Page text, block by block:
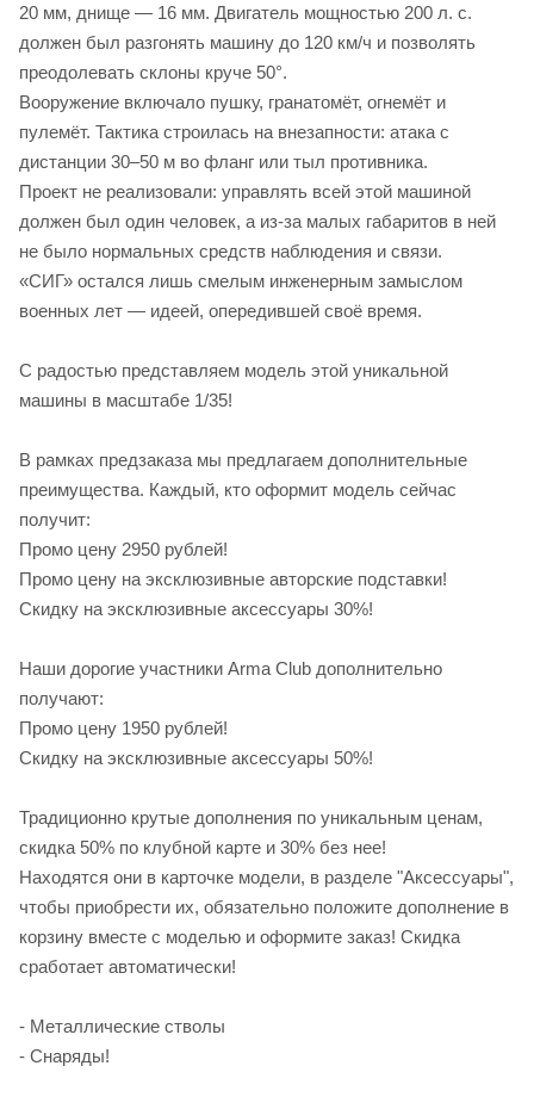
20 мм, днище — 16 мм. Двигатель мощностью 200 л. с.
должен был разгонять машину до 120 км/ч и позволять
преодолевать склоны круче 50°.
Вооружение включало пушку, гранатомёт, огнемёт и
пулемёт. Тактика строилась на внезапности: атака с
дистанции 30–50 м во фланг или тыл противника.
Проект не реализовали: управлять всей этой машиной
должен был один человек, а из‑за малых габаритов в ней
не было нормальных средств наблюдения и связи.
«СИГ» остался лишь смелым инженерным замыслом
военных лет — идеей, опередившей своё время.
С радостью представляем модель этой уникальной
машины в масштабе 1/35!
В рамках предзаказа мы предлагаем дополнительные
преимущества. Каждый, кто оформит модель сейчас
получит:
Промо цену 2950 рублей!
Промо цену на эксклюзивные авторские подставки!
Скидку на эксклюзивные аксессуары 30%!
Наши дорогие участники Arma Club дополнительно
получают:
Промо цену 1950 рублей!
Скидку на эксклюзивные аксессуары 50%!
Традиционно крутые дополнения по уникальным ценам,
скидка 50% по клубной карте и 30% без нее!
Находятся они в карточке модели, в разделе "Аксессуары",
чтобы приобрести их, обязательно положите дополнение в
корзину вместе с моделью и оформите заказ! Скидка
сработает автоматически!
- Металлические стволы
- Снаряды!